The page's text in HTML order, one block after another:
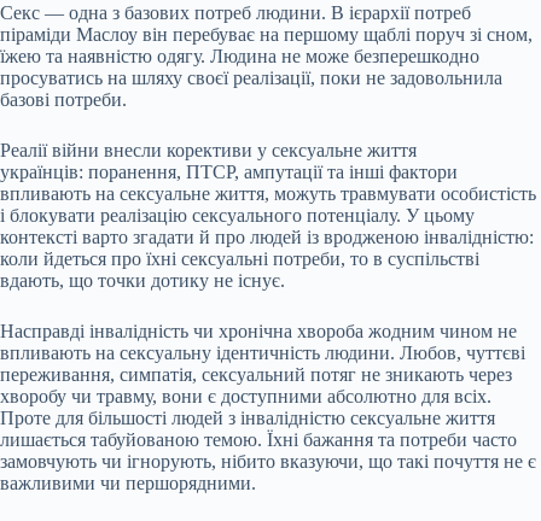
Секс — одна з базових потреб людини. В ієрархії потреб
піраміди Маслоу він перебуває на першому щаблі поруч зі сном,
їжею та наявністю одягу. Людина не може безперешкодно
просуватись на шляху своєї реалізації, поки не задовольнила
базові потреби.
Реалії війни внесли корективи у сексуальне життя
українців: поранення, ПТСР, ампутації та інші фактори
впливають на сексуальне життя, можуть травмувати особистість
і блокувати реалізацію сексуального потенціалу. У цьому
контексті варто згадати й про людей із вродженою інвалідністю:
коли йдеться про їхні сексуальні потреби, то в суспільстві
вдають, що точки дотику не існує.
Насправді інвалідність чи хронічна хвороба жодним чином не
впливають на сексуальну ідентичність людини. Любов, чуттєві
переживання, симпатія, сексуальний потяг не зникають через
хворобу чи травму, вони є доступними абсолютно для всіх.
Проте для більшості людей з інвалідністю сексуальне життя
лишається табуйованою темою. Їхні бажання та потреби часто
замовчують чи ігнорують, нібито вказуючи, що такі почуття не є
важливими чи першорядними.